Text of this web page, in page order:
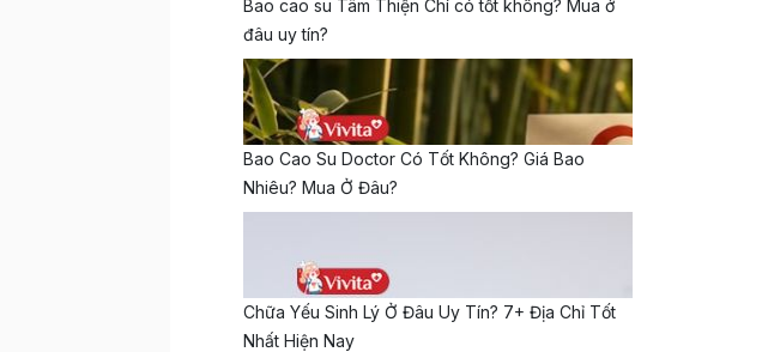
Bao cao su Tâm Thiện Chí có tốt không? Mua ở
đâu uy tín?
Bao Cao Su Doctor Có Tốt Không? Giá Bao
Nhiêu? Mua Ở Đâu?
Chữa Yếu Sinh Lý Ở Đâu Uy Tín? 7+ Địa Chỉ Tốt
Nhất Hiện Nay